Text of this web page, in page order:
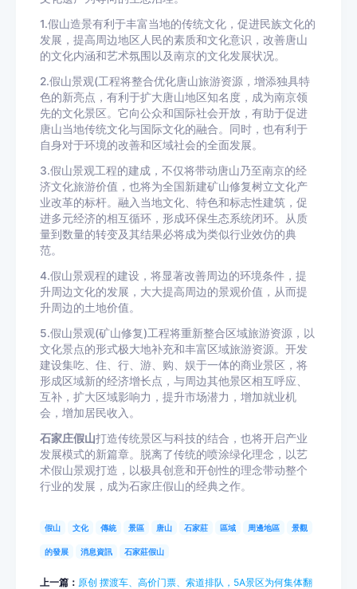
1.假山造景有利于丰富当地的传统文化，促进民族文化的
发展，提高周边地区人民的素质和文化意识，改善唐山
的文化内涵和艺术氛围以及南京的文化发展状况。
2.假山景观(工程将整合优化唐山旅游资源，增添独具特
色的新亮点，有利于扩大唐山地区知名度，成为南京领
先的文化景区。它向公众和国际社会开放，有助于促进
唐山当地传统文化与国际文化的融合。同时，也有利于
自身对于环境的改善和区域社会的全面发展。
3.假山景观工程的建成，不仅将带动唐山乃至南京的经
济文化旅游价值，也将为全国新建矿山修复树立文化产
业改革的标杆。融入当地文化、特色和标志性建筑，促
进多元经济的相互循环，形成环保生态系统闭环。从质
量到数量的转变及其结果必将成为类似行业效仿的典
范。
4.假山景观程的建设，将显著改善周边的环境条件，提
升周边文化的发展，大大提高周边的景观价值，从而提
升周边的土地价值。
5.假山景观(矿山修复)工程将重新整合区域旅游资源，以
文化景点的形式极大地补充和丰富区域旅游资源。开发
建设集吃、住、行、游、购、娱于一体的商业景区，将
形成区域新的经济增长点，与周边其他景区相互呼应、
互补，扩大区域影响力，提升市场潜力，增加就业机
会，增加居民收入。
石家庄假山打造传统景区与科技的结合，也将开启产业
发展模式的新篇章。脱离了传统的喷涂绿化理念，以艺
术假山景观打造，以极具创意和开创性的理念带动整个
行业的发展，成为石家庄假山的经典之作。
假山 文化 傳統 景區 唐山 石家莊 區域 周邊地區 景觀
的發展 消息資訊 石家莊假山
上一篇： 原创 摆渡车、高价门票、索道排队，5A景区为何集体翻